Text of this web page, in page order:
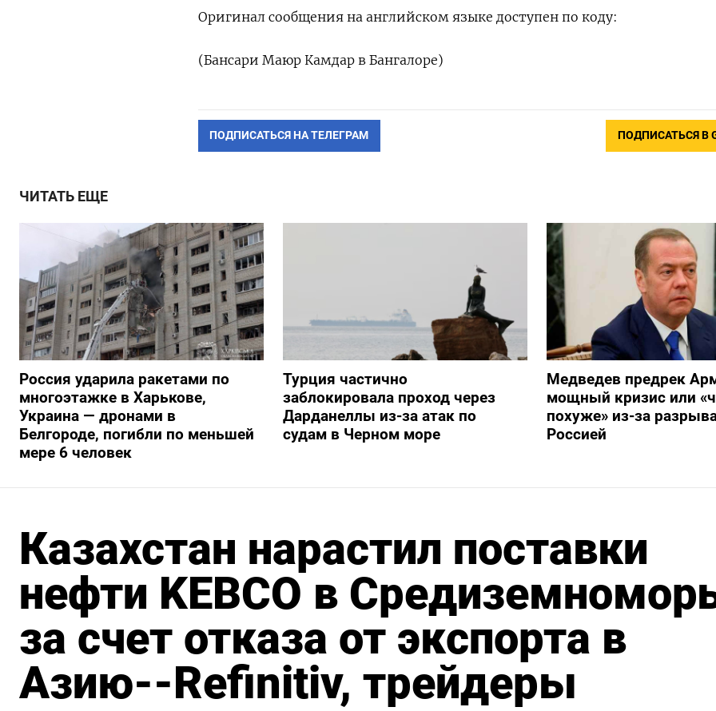
Оригинал сообщения на английском языке доступен по коду:
(Бансари Маюр Камдар в Бангалоре)
ПОДПИСАТЬСЯ НА ТЕЛЕГРАМ ПОДПИСАТЬСЯ В
ЧИТАТЬ ЕЩЕ
Россия ударила ракетами по
многоэтажке в Харькове,
Украина — дронами в
Белгороде, погибли по меньшей
мере 6 человек
Турция частично
заблокировала проход через
Дарданеллы из-за атак по
судам в Черном море
Медведев предрек
мощный кризис или
похуже» из-за
Россией
Казахстан нарастил поставки
нефти KEBCO в
за счет отказа от экспорта в
Азию--Refinitiv, трейдеры